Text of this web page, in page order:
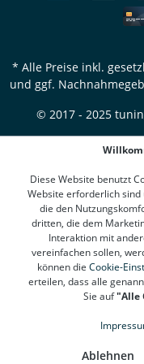
* Alle Preise inkl.
und ggf.
© 2017 - 2025
Diese Website benutzt
Website erforderlich sind
die den
dritten, die dem
Interaktion mit
vereinfachen sollen,
können die Cookie-
erteilen, dass alle
Sie auf"Alle
Ablehnen
(4.78
1311
Informationen zur